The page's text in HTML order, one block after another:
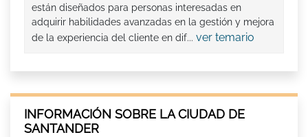
están diseñados para personas interesadas en
adquirir habilidades avanzadas en la gestión y mejora
de la experiencia del cliente en dif... ver temario
INFORMACIÓN SOBRE LA CIUDAD DE
SANTANDER